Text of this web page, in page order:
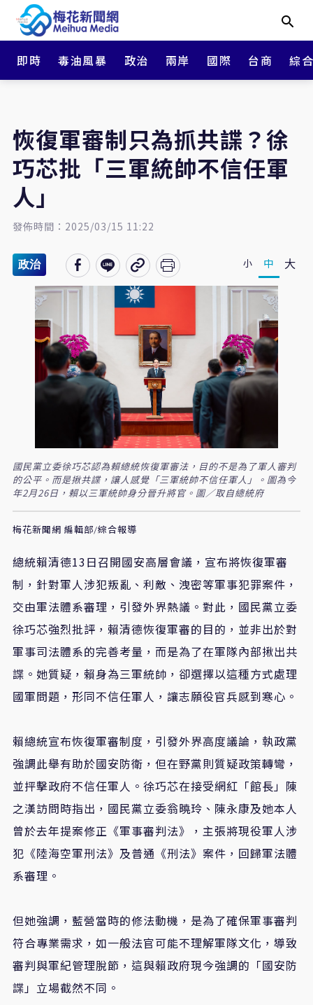
即時 毒油風暴 政治 兩岸 國際 台商 綜
恢復軍審制只為抓共諜？徐
巧芯批「三軍統帥不信任軍
人」
發佈時間：2025/03/15 11:22
政治 小 中 大
國民黨立委徐巧芯認為賴總統恢復軍審法，目的不是為了軍人審判
的公平。而是揪共諜，讓人感覺「三軍統帥不信任軍人」。圖為今
年2月26日，賴以三軍統帥身分晉升將官。圖／取自總統府
梅花新聞網 編輯部/綜合報導
總統賴清德13日召開國安高層會議，宣布將恢復軍審
制，針對軍人涉犯叛亂、利敵、洩密等軍事犯罪案件，
交由軍法體系審理，引發外界熱議。對此，國民黨立委
徐巧芯強烈批評，賴清德恢復軍審的目的，並非出於對
軍事司法體系的完善考量，而是為了在軍隊內部揪出共
諜。她質疑，賴身為三軍統帥，卻選擇以這種方式處理
國軍問題，形同不信任軍人，讓志願役官兵感到寒心。
賴總統宣布恢復軍審制度，引發外界高度議論，執政黨
強調此舉有助於國安防衛，但在野黨則質疑政策轉彎，
並抨擊政府不信任軍人。徐巧芯在接受網紅「館長」陳
之漢訪問時指出，國民黨立委翁曉玲、陳永康及她本人
曾於去年提案修正《軍事審判法》，主張將現役軍人涉
犯《陸海空軍刑法》及普通《刑法》案件，回歸軍法體
系審理。
但她強調，藍營當時的修法動機，是為了確保軍事審判
符合專業需求，如一般法官可能不理解軍隊文化，導致
審判與軍紀管理脫節，這與賴政府現今強調的「國安防
諜」立場截然不同。